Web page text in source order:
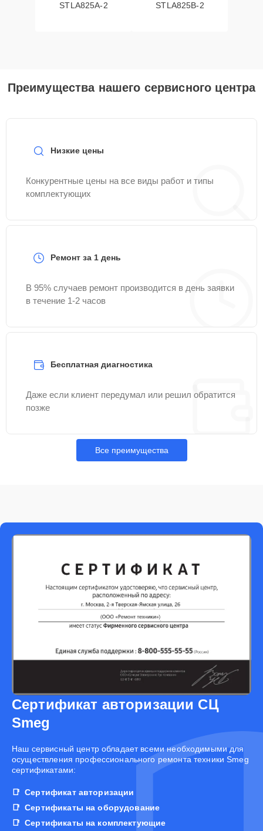
STLA825A-2
STLA825B-2
Преимущества нашего сервисного центра
Низкие цены
Конкурентные цены на все виды работ и типы
комплектующих
Ремонт за 1 день
В 95% случаев ремонт производится в день заявки
в течение 1-2 часов
Бесплатная диагностика
Даже если клиент передумал или решил обратится
позже
Все преимущества
Сертификат авторизации СЦ
Smeg
Наш сервисный центр обладает всеми необходимыми для
осуществления профессионального ремонта техники Smeg
сертификатами:
Сертификат авторизации
Сертификаты на оборудование
Сертификаты на комплектующие